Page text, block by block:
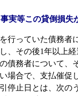
実等この貸倒損失
行っていた債務者
、その後1年以上
債務者について、
場合で、支払催促
停止日とは、次の